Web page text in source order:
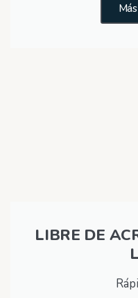
LIBRE DE